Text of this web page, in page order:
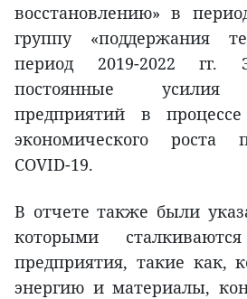
восстановлению» в
группу «поддержания
период 2019-2022 гг.
постоянные усилия
предприятий в процессе
экономического роста
COVID-19.
В отчете также были
которыми
предприятия, такие как,
энергию и материалы,